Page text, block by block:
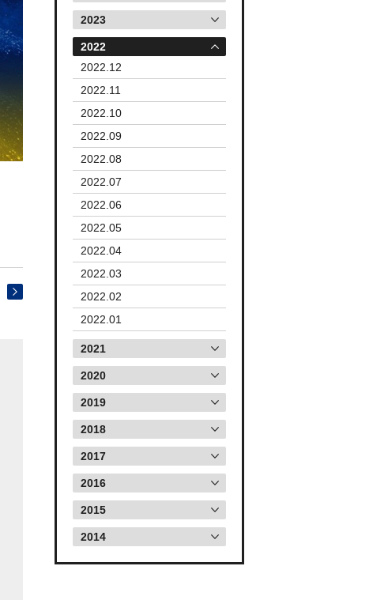
2023
2022
2022.12
2022.11
2022.10
2022.09
2022.08
2022.07
2022.06
2022.05
2022.04
2022.03
2022.02
2022.01
2021
2020
2019
2018
2017
2016
2015
2014